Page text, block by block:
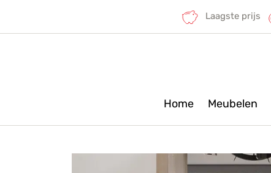
Laagste prijs
Home Meubelen